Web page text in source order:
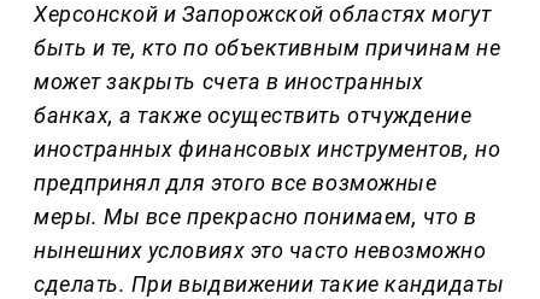
Херсонской и Запорожской областях могут
быть и те, кто по объективным причинам не
может закрыть счета в иностранных
банках, а также осуществить отчуждение
иностранных финансовых инструментов, но
предпринял для этого все возможные
меры. Мы все прекрасно понимаем, что в
нынешних условиях это часто невозможно
сделать. При выдвижении такие кандидаты